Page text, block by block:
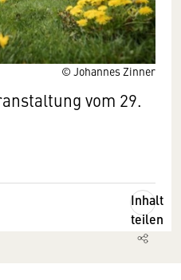
© Johannes Zinner
vom 29.
Inhalt
teilen